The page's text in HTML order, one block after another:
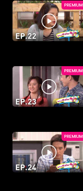
PREMIUM
PREMIUM
PREMIUM